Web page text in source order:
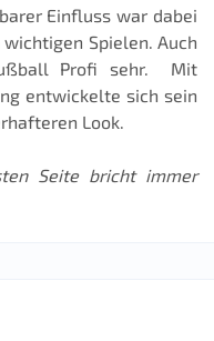
Einfluss war dabei
Spielen. Auch
Profi sehr. Mit
entwickelte sich sein
Look.
Seite bricht immer